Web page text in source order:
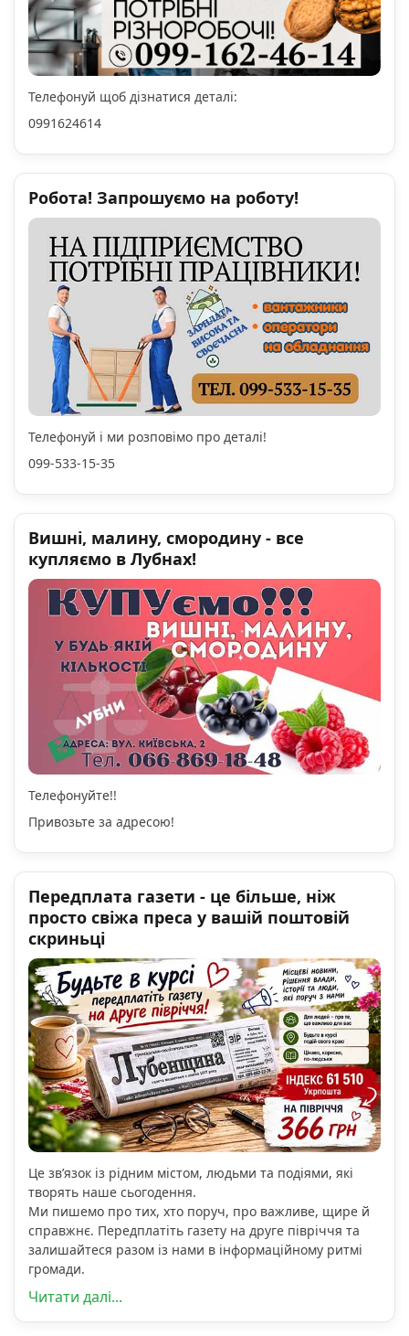
Телефонуй щоб дізнатися деталі:
0991624614
Робота! Запрошуємо на роботу!
Телефонуй і ми розповімо про деталі!
099-533-15-35
Вишні, малину, смородину - все
купляємо в Лубнах!
Телефонуйте!!
Привозьте за адресою!
Передплата газети - це більше, ніж
просто свіжа преса у вашій поштовій
скриньці
Це зв’язок із рідним містом, людьми та подіями, які
творять наше сьогодення.
Ми пишемо про тих, хто поруч, про важливе, щире й
справжнє. Передплатіть газету на друге півріччя та
залишайтеся разом із нами в інформаційному ритмі
громади.
Читати далі...